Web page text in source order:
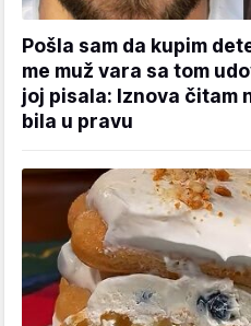
Pošla sam da kupim
me muž vara sa tom
joj pisala: Iznova čitam
bila u pravu